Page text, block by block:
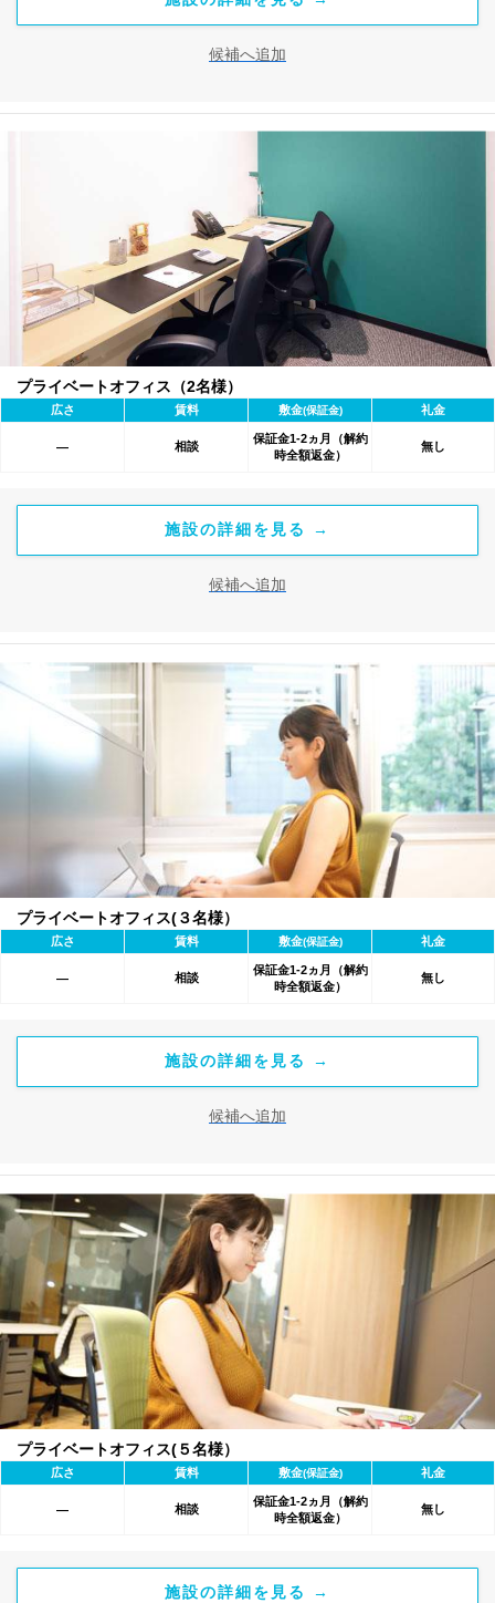
候補へ追加
プライベートオフィス（2名様）
広さ 賃料 敷金(保証金) 礼金
― 相談
保証金1-2ヵ月（解約
時全額返金）
無し
施設の詳細を見る →
候補へ追加
プライベートオフィス(３名様）
広さ 賃料 敷金(保証金) 礼金
― 相談
保証金1-2ヵ月（解約
時全額返金）
無し
施設の詳細を見る →
候補へ追加
プライベートオフィス(５名様）
広さ 賃料 敷金(保証金) 礼金
― 相談
保証金1-2ヵ月（解約
時全額返金）
無し
施設の詳細を見る →